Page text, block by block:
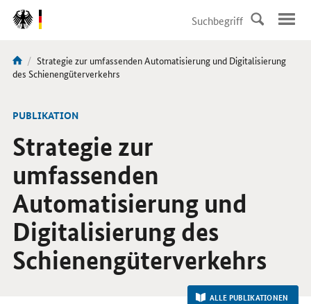
DirektZu:
Navigation
Sie
sind
Aktuelle
Seite:
Strategie zur umfassenden Automatisierung und Digitalisierung
des Schienengüterverkehrs
PUBLIKATION
Strategie zur
umfassenden
Automatisierung und
Digitalisierung des
Schienengüterverkehrs
ALLE PUBLIKATIONEN